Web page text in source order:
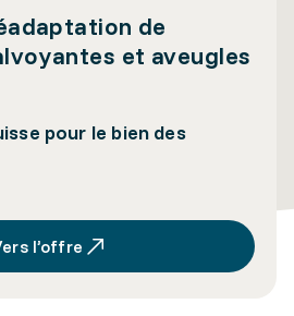
de
et aveugles
pour le bien des
l’offre